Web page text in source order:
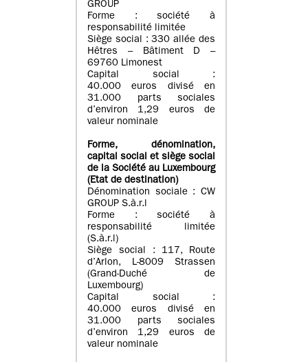
GROUP
Forme : société à
responsabilité limitée
Siège social : 330 allée des
Hêtres – Bâtiment D –
69760 Limonest
Capital social :
40.000 euros divisé en
31.000 parts sociales
d’environ 1,29 euros de
valeur nominale
Forme, dénomination,
capital social et siège social
de la Société au Luxembourg
(Etat de destination)
Dénomination sociale : CW
GROUP S.à.r.l
Forme : société à
responsabilité limitée
(S.à.r.l)
Siège social : 117, Route
d’Arlon, L-8009 Strassen
(Grand-Duché de
Luxembourg)
Capital social :
40.000 euros divisé en
31.000 parts sociales
d’environ 1,29 euros de
valeur nominale